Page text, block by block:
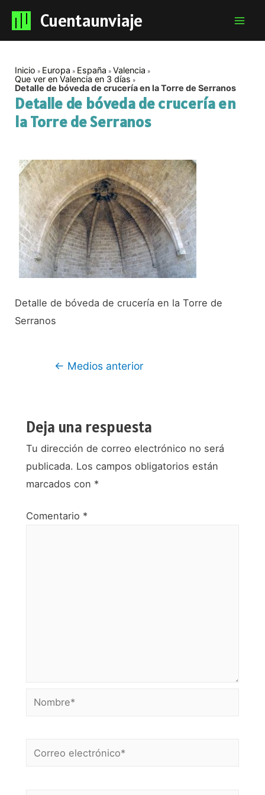
Cuentaunviaje
Inicio Europa España
Valencia
Que ver en Valencia en 3 días
Detalle de bóveda de crucería en la Torre de Serranos
Detalle de bóveda de crucería en
la Torre de Serranos
Detalle de bóveda de crucería en la Torre de
Serranos
Navegación
← Medios anterior
Deja una respuesta
Tu dirección de correo electrónico no será
publicada. Los campos obligatorios están
marcados con *
Comentario *
Nombre*
Correo